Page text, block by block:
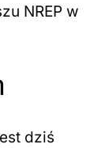
NREP w
dziś